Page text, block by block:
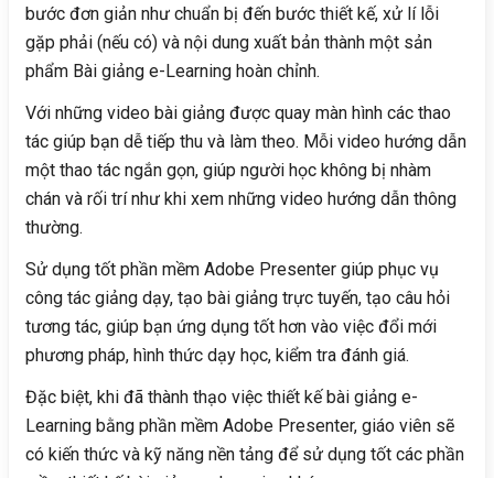
bước đơn giản như chuẩn bị đến bước thiết kế, xử lí lỗi
gặp phải (nếu có) và nội dung xuất bản thành một sản
phẩm Bài giảng e-Learning hoàn chỉnh.
Với những video bài giảng được quay màn hình các thao
tác giúp bạn dễ tiếp thu và làm theo. Mỗi video hướng dẫn
một thao tác ngắn gọn, giúp người học không bị nhàm
chán và rối trí như khi xem những video hướng dẫn thông
thường.
Sử dụng tốt phần mềm Adobe Presenter giúp phục vụ
công tác giảng dạy, tạo bài giảng trực tuyến, tạo câu hỏi
tương tác, giúp bạn ứng dụng tốt hơn vào việc đổi mới
phương pháp, hình thức dạy học, kiểm tra đánh giá.
Đặc biệt, khi đã thành thạo việc thiết kế bài giảng e-
Learning bằng phần mềm Adobe Presenter, giáo viên sẽ
có kiến thức và kỹ năng nền tảng để sử dụng tốt các phần